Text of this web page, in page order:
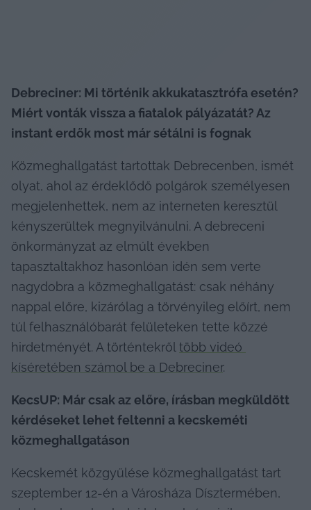
Debreciner: Mi történik akkukatasztrófa esetén?
Miért vonták vissza a fiatalok pályázatát? Az
instant erdők most már sétálni is fognak
Közmeghallgatást tartottak Debrecenben, ismét
olyat, ahol az érdeklődő polgárok személyesen
megjelenhettek, nem az interneten keresztül
kényszerültek megnyilvánulni. A debreceni
önkormányzat az elmúlt években
tapasztaltakhoz hasonlóan idén sem verte
nagydobra a közmeghallgatást: csak néhány
nappal előre, kizárólag a törvényileg előírt, nem
túl felhasználóbarát felületeken tette közzé
hirdetményét. A történtekről több videó
kíséretében számol be a Debreciner.
KecsUP: Már csak az előre, írásban megküldött
kérdéseket lehet feltenni a kecskeméti
közmeghallgatáson
Kecskemét közgyűlése közmeghallgatást tart
szeptember 12-én a Városháza Dísztermében,